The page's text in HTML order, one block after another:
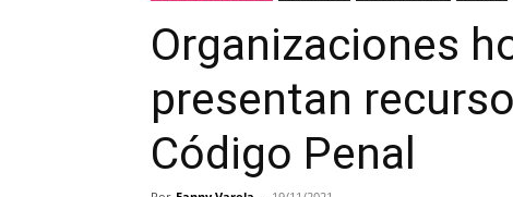
Organizaciones
presentan
Código Penal